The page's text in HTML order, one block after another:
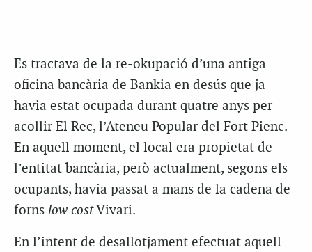
Es tractava de la re-okupació d’una antiga
oficina bancària de Bankia en desús que ja
havia estat ocupada durant quatre anys per
acollir El Rec, l’Ateneu Popular del Fort Pienc.
En aquell moment, el local era propietat de
l’entitat bancària, però actualment, segons els
ocupants, havia passat a mans de la cadena de
forns low costVivari.
En l’intent de desallotjament efectuat aquell